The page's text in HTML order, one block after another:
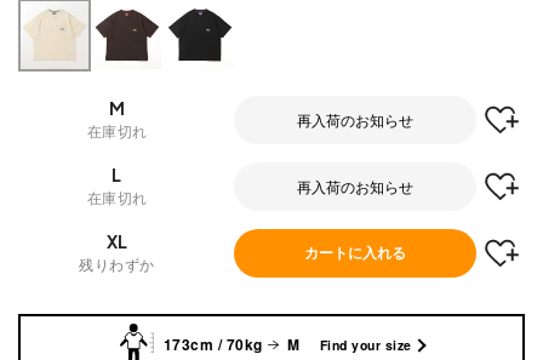
M
在庫切れ
再入荷のお知らせ
L
在庫切れ
再入荷のお知らせ
XL
残りわずか
カートに入れる
173cm / 70kg M Find your size